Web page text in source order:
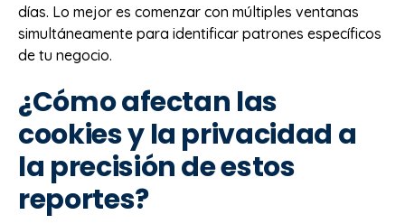
días. Lo mejor es comenzar con múltiples ventanas
simultáneamente para identificar patrones específicos
de tu negocio.
¿Cómo afectan las
cookies y la privacidad a
la precisión de estos
reportes?